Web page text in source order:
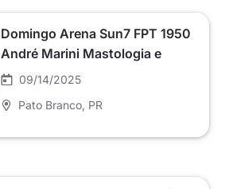
Domingo Arena Sun7 FPT 1950
André Marini Mastologia e
Plástica Mamária
09/14/2025
Pato Branco , PR